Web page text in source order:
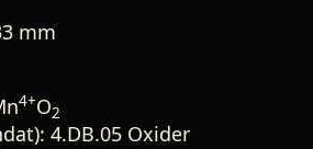
mm
4+O2
4.DB.05 Oxider